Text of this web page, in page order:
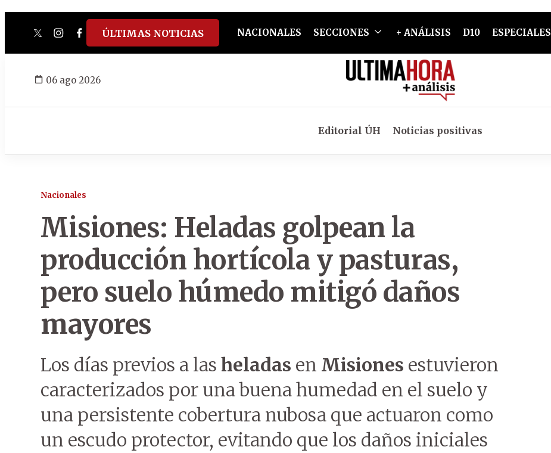
twitterinstagram
facebook
tiktokyoutube
spotify
ÚLTIMAS NOTICIAS NACIONALES SECCIONES + ANÁLISIS D10 ESPECIALES
06 ago 2026
Editorial ÚH Noticias positivas
Nacionales
Misiones: Heladas golpean la
producción hortícola y pasturas,
pero suelo húmedo mitigó daños
mayores
Los días previos a las heladas en Misiones estuvieron
caracterizados por una buena humedad en el suelo y
una persistente cobertura nubosa que actuaron como
un escudo protector, evitando que los daños iniciales